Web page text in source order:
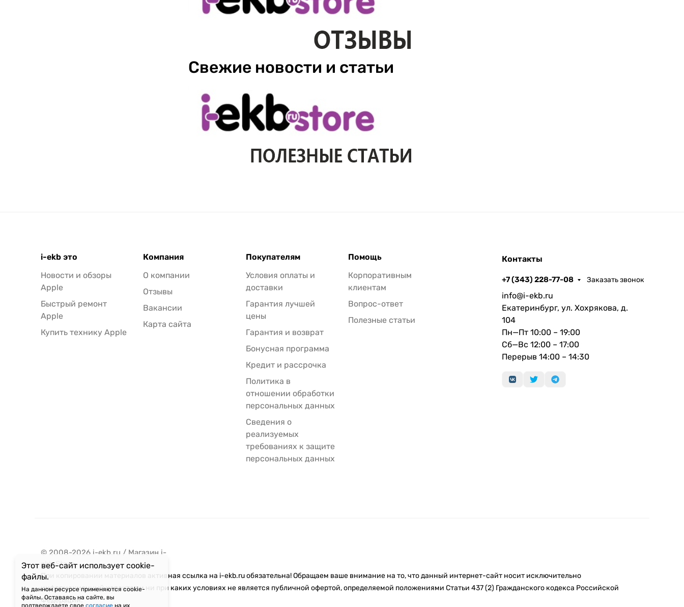
Этот веб-сайт использует cookie-
файлы.
На данном ресурсе применяются cookie-
файлы. Оставаясь на сайте, вы
подтверждаете свое согласие на их
Свежие новости и статьи
i-ekb это
Новости и обзоры
Apple
Быстрый ремонт
Apple
Купить технику Apple
Компания
О компании
Отзывы
Вакансии
Карта сайта
Покупателям
Условия оплаты и
доставки
Гарантия лучшей
цены
Гарантия и возврат
Бонусная программа
Кредит и рассрочка
Политика в
отношении обработки
персональных данных
Сведения о
реализуемых
требованиях к защите
персональных данных
Помощь
Корпоративным
клиентам
Вопрос-ответ
Полезные статьи
Контакты
+7 (343) 228-77-08 Заказать звонок
info@i-ekb.ru
Екатеринбург, ул. Хохрякова, д.
104
Пн—Пт 10:00 – 19:00
Сб—Вс 12:00 – 17:00
Перерыв 14:00 – 14:30
© 2008-2026 i-ekb.ru / Магазин i-
ekb:Store
При копировании материалов активная ссылка на i-ekb.ru обязательна! Обращаем ваше внимание на то, что данный интернет-сайт носит исключительно
информационный характер и ни при каких условиях не является публичной офертой, определяемой положениями Статьи 437 (2) Гражданского кодекса Российской
Федерации.